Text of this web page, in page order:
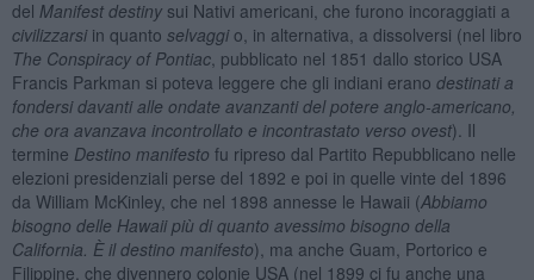
del Manifest destinysui Nativi americani, che furono incoraggiati a
civilizzarsiin quanto selvaggio, in alternativa, a dissolversi (nel libro
The Conspiracy of Pontiac, pubblicato nel 1851 dallo storico USA
Francis Parkman si poteva leggere che gli indiani erano destinati a
fondersi davanti alle ondate avanzanti del potere anglo-americano,
che ora avanzava incontrollato e incontrastato verso ovest). Il
termine Destino manifesto fu ripreso dal Partito Repubblicano nelle
elezioni presidenziali perse del 1892 e poi in quelle vinte del 1896
da William McKinley, che nel 1898 annesse le Hawaii (Abbiamo
bisogno delle Hawaii più di quanto avessimo bisogno della
California. È il destino manifesto), ma anche Guam, Portorico e
Filippine, che divennero colonie USA (nel 1899 ci fu anche una